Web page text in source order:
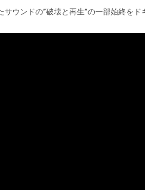
ウンドの”破壊と再生”の一部始終をド